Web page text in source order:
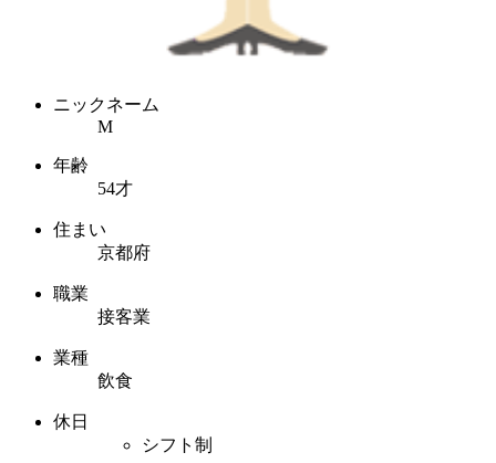
ニックネーム
M
年齢
54才
住まい
京都府
職業
接客業
業種
飲食
休日
シフト制